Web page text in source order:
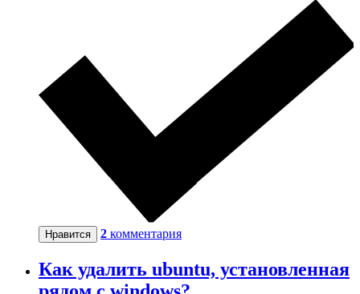
Нравится 2 комментария
Как удалить ubuntu, установленная